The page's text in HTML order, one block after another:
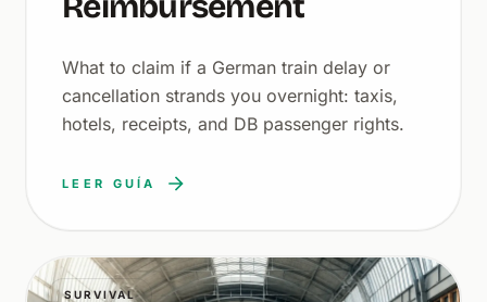
What to claim if a German train delay or
cancellation strands you overnight: taxis,
hotels, receipts, and DB passenger rights.
LEER GUÍA
SURVIVAL